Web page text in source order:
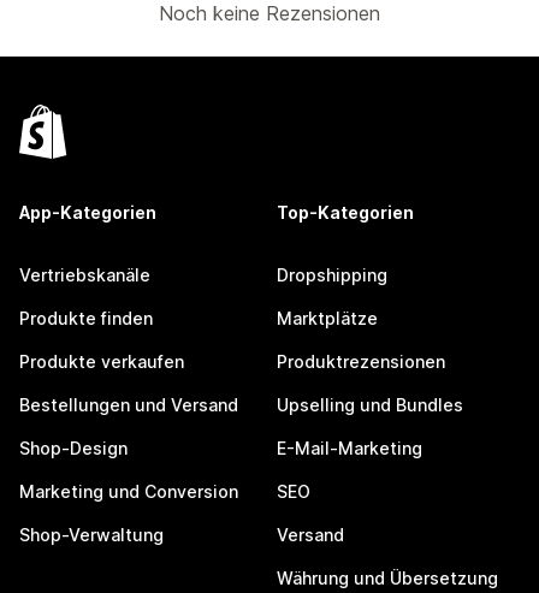
Noch keine Rezensionen
App-Kategorien
Vertriebskanäle
Produkte finden
Produkte verkaufen
Bestellungen und Versand
Shop-Design
Marketing und Conversion
Shop-Verwaltung
Top-Kategorien
Dropshipping
Marktplätze
Produktrezensionen
Upselling und Bundles
E-Mail-Marketing
SEO
Versand
Währung und Übersetzung